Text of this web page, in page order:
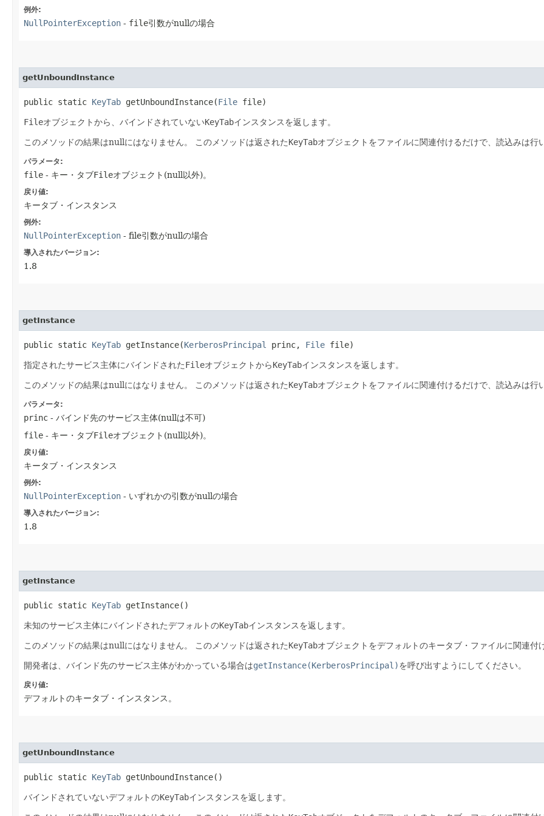
例外:
NullPointerException - file引数がnullの場合
getUnboundInstance
public static KeyTab getUnboundInstance​(File file)
Fileオブジェクトから、バインドされていないKeyTabインスタンスを返します。
このメソッドの結果はnullにはなりません。 このメソッドは返されたKeyTabオブジェクトをファイルに関連付けるだけで、読込みは行
パラメータ:
file - キー・タブFileオブジェクト(null以外)。
戻り値:
キータブ・インスタンス
例外:
NullPointerException - file引数がnullの場合
導入されたバージョン:
1.8
getInstance
public static KeyTab getInstance​(KerberosPrincipal princ, File file)
指定されたサービス主体にバインドされたFileオブジェクトからKeyTabインスタンスを返します。
このメソッドの結果はnullにはなりません。 このメソッドは返されたKeyTabオブジェクトをファイルに関連付けるだけで、読込みは行
パラメータ:
princ - バインド先のサービス主体(nullは不可)
file - キー・タブFileオブジェクト(null以外)。
戻り値:
キータブ・インスタンス
例外:
NullPointerException - いずれかの引数がnullの場合
導入されたバージョン:
1.8
getInstance
public static KeyTab getInstance()
未知のサービス主体にバインドされたデフォルトのKeyTabインスタンスを返します。
このメソッドの結果はnullにはなりません。 このメソッドは返されたKeyTabオブジェクトをデフォルトのキータブ・ファイルに関連付
開発者は、バインド先のサービス主体がわかっている場合はgetInstance(KerberosPrincipal)を呼び出すようにしてください。
戻り値:
デフォルトのキータブ・インスタンス。
getUnboundInstance
public static KeyTab getUnboundInstance()
バインドされていないデフォルトのKeyTabインスタンスを返します。